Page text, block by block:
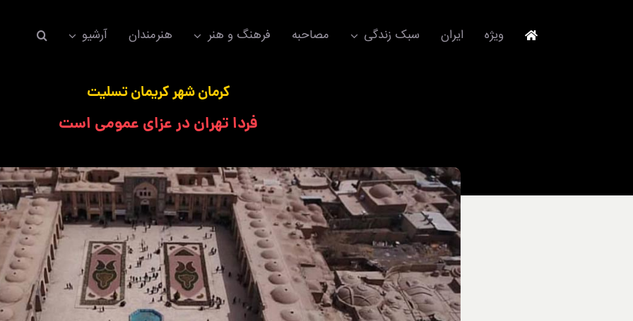
ویژه ایران سبک زندگی
برند
لباس
آداب معاشرت
ورزش/ سلامت/ زیبایی
تکنولوژی
خودرو
اکسسوری
مصاحبه فرهنگ و هنر هنرمندان آرشیو
کرمان شهر کریمان تسلیت
فردا تهران در عزای عمومی است